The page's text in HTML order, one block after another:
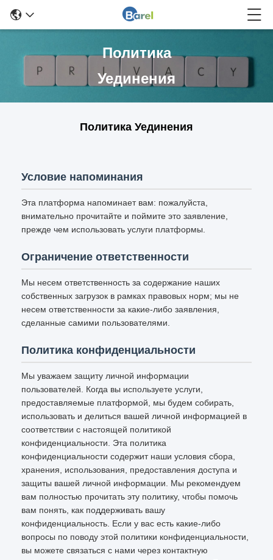
Политика
Уединения
Политика Уединения
Условие напоминания
Эта платформа напоминает вам: пожалуйста,
внимательно прочитайте и поймите это заявление,
прежде чем использовать услуги платформы.
Ограничение ответственности
Мы несем ответственность за содержание наших
собственных загрузок в рамках правовых норм; мы не
несем ответственности за какие-либо заявления,
сделанные самими пользователями.
Политика конфиденциальности
Мы уважаем защиту личной информации
пользователей. Когда вы используете услуги,
предоставляемые платформой, мы будем собирать,
использовать и делиться вашей личной информацией в
соответствии с настоящей политикой
конфиденциальности. Эта политика
конфиденциальности содержит наши условия сбора,
хранения, использования, предоставления доступа и
защиты вашей личной информации. Мы рекомендуем
вам полностью прочитать эту политику, чтобы помочь
вам понять, как поддерживать вашу
конфиденциальность. Если у вас есть какие-либо
вопросы по поводу этой политики конфиденциальности,
вы можете связаться с нами через контактную